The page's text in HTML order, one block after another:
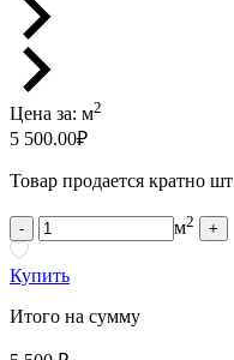
Цена за: м2
5 500.00₽
Товар продается кратно шт
- м2 +
Купить
Итого на сумму